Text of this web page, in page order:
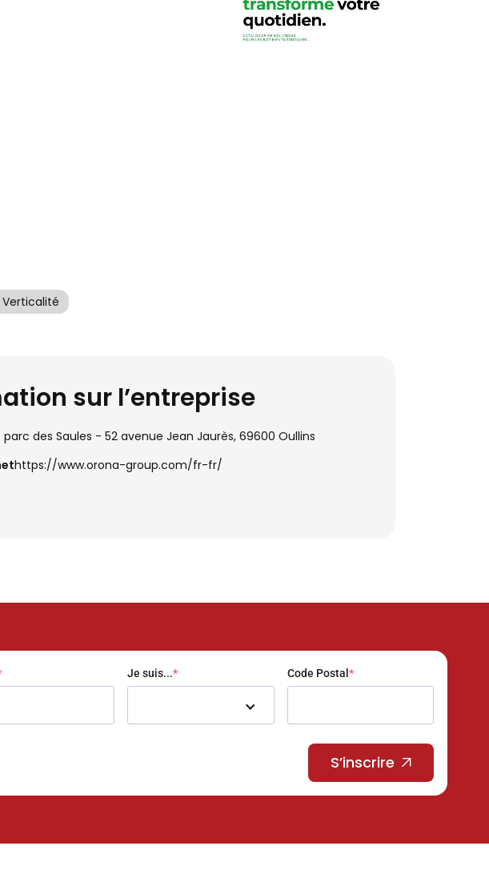
Verticalité
sur l’entreprise
parc des Saules - 52 avenue Jean Jaurès, 69600 Oullins
https://www.orona-group.com/fr-fr/
Je suis... Code Postal
S’inscrire